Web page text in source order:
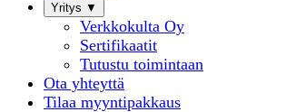
Yritys ▼
Verkkokulta Oy
Sertifikaatit
Tutustu toimintaan
Ota yhteyttä
Tilaa myyntipakkaus